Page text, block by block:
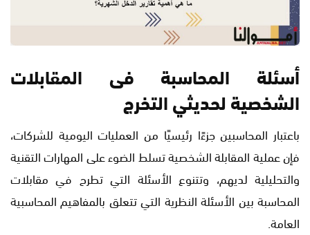
أسئلة المحاسبة فى المقابلات
الشخصية لحديثي التخرج
باعتبار المحاسبين جزءًا رئيسيًا من العمليات اليومية للشركات،
فإن عملية المقابلة الشخصية تسلط الضوء على المهارات التقنية
والتحليلية لديهم، وتتنوع الأسئلة التي تطرح في مقابلات
المحاسبة بين الأسئلة النظرية التي تتعلق بالمفاهيم المحاسبية
العامة.